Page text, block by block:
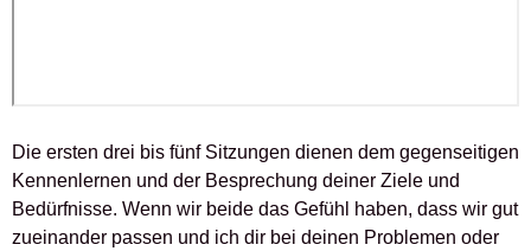
Die ersten drei bis fünf Sitzungen dienen dem gegenseitigen
Kennenlernen und der Besprechung deiner Ziele und
Bedürfnisse. Wenn wir beide das Gefühl haben, dass wir gut
zueinander passen und ich dir bei deinen Problemen oder